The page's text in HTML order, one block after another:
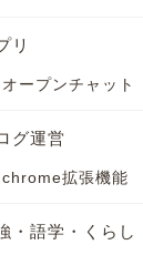
リ
オープンチャット
グ運営
chrome拡張機能
・語学・くらし